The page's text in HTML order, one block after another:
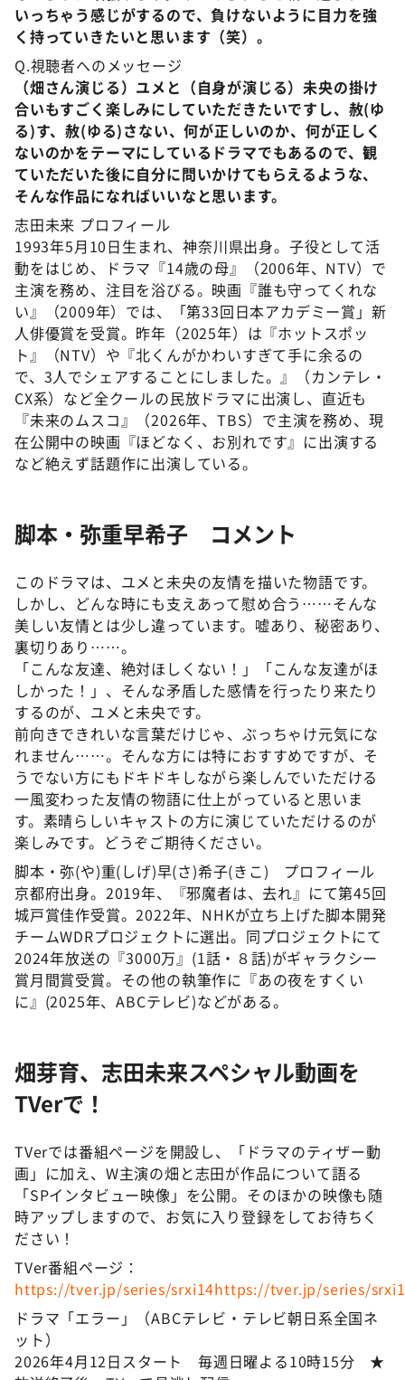
いっちゃう感じがするので、負けないように目力を強
く持っていきたいと思います（笑）。
Q.視聴者へのメッセージ
（畑さん演じる）ユメと（自身が演じる）未央の掛け
合いもすごく楽しみにしていただきたいですし、赦(ゆ
る)す、赦(ゆる)さない、何が正しいのか、何が正しく
ないのかをテーマにしているドラマでもあるので、観
ていただいた後に自分に問いかけてもらえるような、
そんな作品になればいいなと思います。
志田未来 プロフィール
1993年5月10日生まれ、神奈川県出身。子役として活
動をはじめ、ドラマ『14歳の母』（2006年、NTV）で
主演を務め、注目を浴びる。映画『誰も守ってくれな
い』（2009年）では、「第33回日本アカデミー賞」新
人俳優賞を受賞。昨年（2025年）は『ホットスポッ
ト』（NTV）や『北くんがかわいすぎて手に余るの
で、3人でシェアすることにしました。』（カンテレ・
CX系）など全クールの民放ドラマに出演し、直近も
『未来のムスコ』（2026年、TBS）で主演を務め、現
在公開中の映画『ほどなく、お別れです』に出演する
など絶えず話題作に出演している。
脚本・弥重早希子 コメント
このドラマは、ユメと未央の友情を描いた物語です。
しかし、どんな時にも支えあって慰め合う……そんな
美しい友情とは少し違っています。嘘あり、秘密あり、
裏切りあり……。
「こんな友達、絶対ほしくない！」「こんな友達がほ
しかった！」、そんな矛盾した感情を行ったり来たり
するのが、ユメと未央です。
前向きできれいな言葉だけじゃ、ぶっちゃけ元気にな
れません……。そんな方には特におすすめですが、そ
うでない方にもドキドキしながら楽しんでいただける
一風変わった友情の物語に仕上がっていると思いま
す。素晴らしいキャストの方に演じていただけるのが
楽しみです。どうぞご期待ください。
脚本・弥(や)重(しげ)早(さ)希子(きこ) プロフィール
京都府出身。2019年、『邪魔者は、去れ』にて第45回
城戸賞佳作受賞。2022年、NHKが立ち上げた脚本開発
チームWDRプロジェクトに選出。同プロジェクトにて
2024年放送の『3000万』(1話・８話)がギャラクシー
賞月間賞受賞。その他の執筆作に『あの夜をすくい
に』(2025年、ABCテレビ)などがある。
畑芽育、志田未来スペシャル動画を
TVerで！
TVerでは番組ページを開設し、「ドラマのティザー動
画」に加え、W主演の畑と志田が作品について語る
「SPインタビュー映像」を公開。そのほかの映像も随
時アップしますので、お気に入り登録をしてお待ちく
ださい！
TVer番組ページ：
https://tver.jp/series/srxi14https://tver.jp/series/
ドラマ「エラー」（ABCテレビ・テレビ朝日系全国ネ
ット）
2026年4月12日スタート 毎週日曜よる10時15分 ★